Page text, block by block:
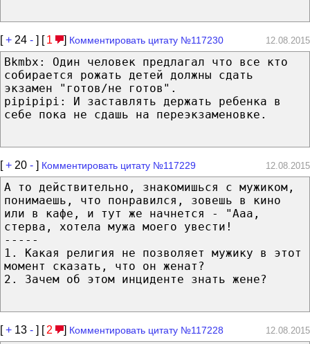
[+ 24 - ] [ 1 ] Комментировать цитату №117230 12.08.2015
Bkmbx: Один человек предлагал что все кто
собирается рожать детей должны сдать
экзамен "готов/не готов".
pipipipi: И заставлять держать ребенка в
себе пока не сдашь на переэкзаменовке.
[+ 20 - ] Комментировать цитату №117229 12.08.2015
А то действительно, знакомишься с мужиком,
понимаешь, что понравился, зовешь в кино
или в кафе, и тут же начнется - "Ааа,
стерва, хотела мужа моего увести!
-----
1. Какая религия не позволяет мужику в этот
момент сказать, что он женат?
2. Зачем об этом инциденте знать жене?
[+ 13 - ] [ 2 ] Комментировать цитату №117228 12.08.2015